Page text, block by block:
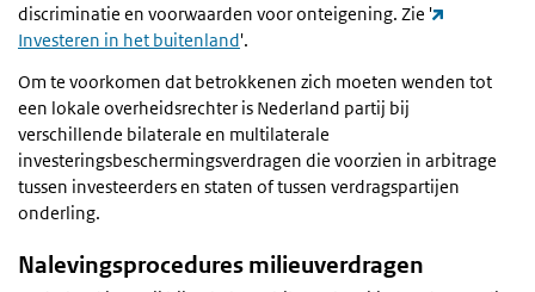
discriminatie en voorwaarden voor onteigening. Zie '
Investeren in het buitenland'.
Om te voorkomen dat betrokkenen zich moeten wenden tot
een lokale overheidsrechter is Nederland partij bij
verschillende bilaterale en multilaterale
investeringsbeschermingsverdragen die voorzien in arbitrage
tussen investeerders en staten of tussen verdragspartijen
onderling.
Nalevingsprocedures milieuverdragen